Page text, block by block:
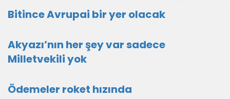
Bitince Avrupai bir yer olacak
Akyazı’nın her şey var sadece
Milletvekili yok
Ödemeler roket hızında